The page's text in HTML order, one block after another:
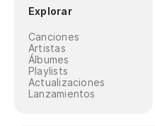
Explorar
Canciones
Artistas
Álbumes
Playlists
Actualizaciones
Lanzamientos